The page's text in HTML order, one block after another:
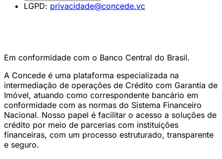
LGPD: privacidade@concede.vc
Em conformidade com o Banco Central do Brasil.
A Concede é uma plataforma especializada na
intermediação de operações de Crédito com Garantia de
Imóvel, atuando como correspondente bancário em
conformidade com as normas do Sistema Financeiro
Nacional. Nosso papel é facilitar o acesso a soluções de
crédito por meio de parcerias com instituições
financeiras, com um processo estruturado, transparente
e seguro.